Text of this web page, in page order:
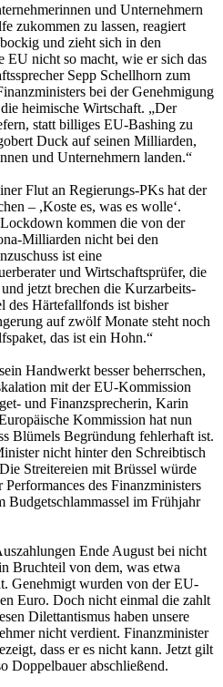
und Unternehmern
zukommen zu lassen, reagiert
und zieht sich in den
nicht so macht, wie er sich das
Sepp Schellhorn zum
bei der Genehmigung
heimische Wirtschaft. „Der
statt billiges EU-Bashing zu
Duck auf seinen Milliarden,
und Unternehmern landen.“
Flut an Regierungs-PKs hat der
– ,Koste es, was es wolle‘.
kommen die von der
Milliarden nicht bei den
ist eine
und Wirtschaftsprüfer, die
jetzt brechen die Kurzarbeits-
des Härtefallfonds ist bisher
auf zwölf Monate steht noch
das ist ein Hohn.“
Handwerkt besser beherrschen,
mit der EU-Kommission
und Finanzsprecherin, Karin
Kommission hat nun
Blümels Begründung fehlerhaft ist.
nicht hinter den Schreibtisch
Streitereien mit Brüssel würde
des Finanzministers
Budgetschlammassel im Frühjahr
Ende August bei nicht
Bruchteil von dem, was etwa
Genehmigt wurden von der EU-
Euro. Doch nicht einmal die zahlt
Dilettantismus haben unsere
nicht verdient. Finanzminister
dass er es nicht kann. Jetzt gilt
Doppelbauer abschließend.